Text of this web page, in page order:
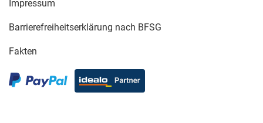
Impressum
Barrierefreiheitserklärung nach BFSG
Fakten